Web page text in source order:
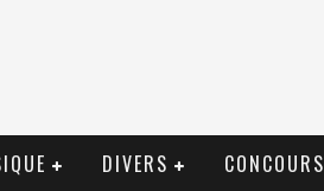
DIVERS CONCOURS